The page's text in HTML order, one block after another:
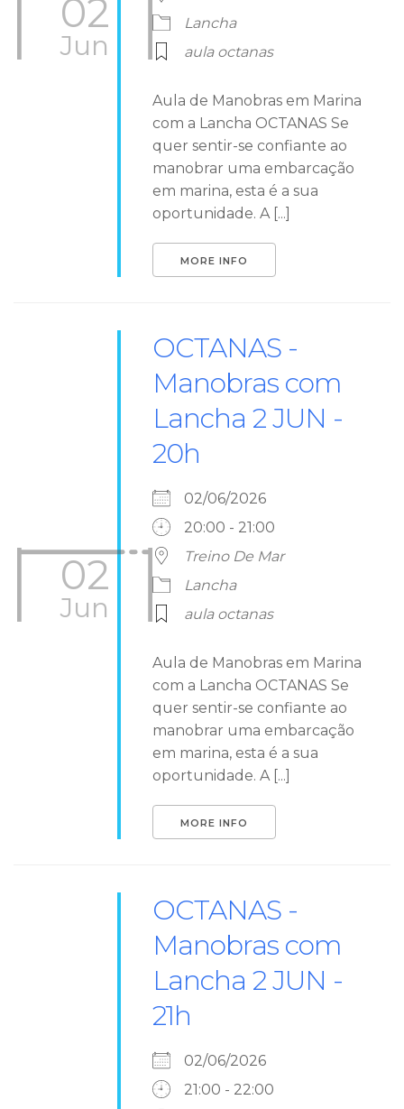
02
Jun
Lancha
aula octanas
Aula de Manobras em Marina
com a Lancha OCTANAS Se
quer sentir-se confiante ao
manobrar uma embarcação
em marina, esta é a sua
oportunidade. A [...]
MORE INFO
02
Jun
OCTANAS -
Manobras com
Lancha 2 JUN -
20h
02/06/2026
20:00 - 21:00
Treino De Mar
Lancha
aula octanas
Aula de Manobras em Marina
com a Lancha OCTANAS Se
quer sentir-se confiante ao
manobrar uma embarcação
em marina, esta é a sua
oportunidade. A [...]
MORE INFO
OCTANAS -
Manobras com
Lancha 2 JUN -
21h
02/06/2026
21:00 - 22:00